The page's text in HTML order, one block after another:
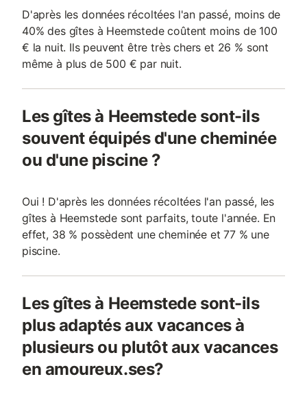
D'après les données récoltées l'an passé, moins de
40% des gîtes à Heemstede coûtent moins de 100
€ la nuit. Ils peuvent être très chers et 26 % sont
même à plus de 500 € par nuit.
Les gîtes à Heemstede sont-ils
souvent équipés d'une cheminée
ou d'une piscine ?
Oui ! D'après les données récoltées l'an passé, les
gîtes à Heemstede sont parfaits, toute l'année. En
effet, 38 % possèdent une cheminée et 77 % une
piscine.
Les gîtes à Heemstede sont-ils
plus adaptés aux vacances à
plusieurs ou plutôt aux vacances
en amoureux.ses?